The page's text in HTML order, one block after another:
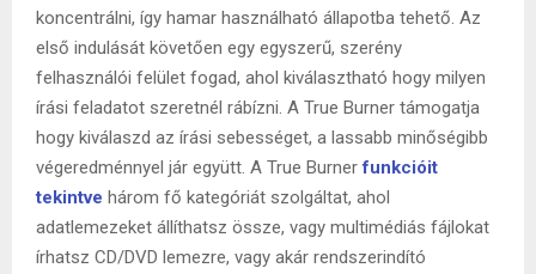
koncentrálni, így hamar használható állapotba tehető. Az
első indulását követően egy egyszerű, szerény
felhasználói felület fogad, ahol kiválasztható hogy milyen
írási feladatot szeretnél rábízni. A True Burner támogatja
hogy kiválaszd az írási sebességet, a lassabb minőségibb
végeredménnyel jár együtt. A True Burnerfunkcióit
tekintve három fő kategóriát szolgáltat, ahol
adatlemezeket állíthatsz össze, vagy multimédiás fájlokat
írhatsz CD/DVD lemezre, vagy akár rendszerindító